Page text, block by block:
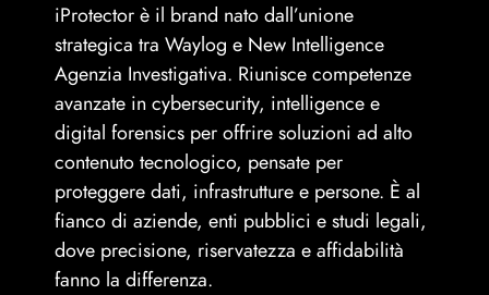
iProtector è il brand nato dall’unione
strategica tra Waylog e New Intelligence
Agenzia Investigativa. Riunisce competenze
avanzate in cybersecurity, intelligence e
digital forensics per offrire soluzioni ad alto
contenuto tecnologico, pensate per
proteggere dati, infrastrutture e persone. È al
fianco di aziende, enti pubblici e studi legali,
dove precisione, riservatezza e affidabilità
fanno la differenza.